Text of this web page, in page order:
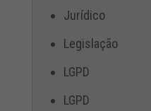
Jurídico
Legislação
LGPD
LGPD